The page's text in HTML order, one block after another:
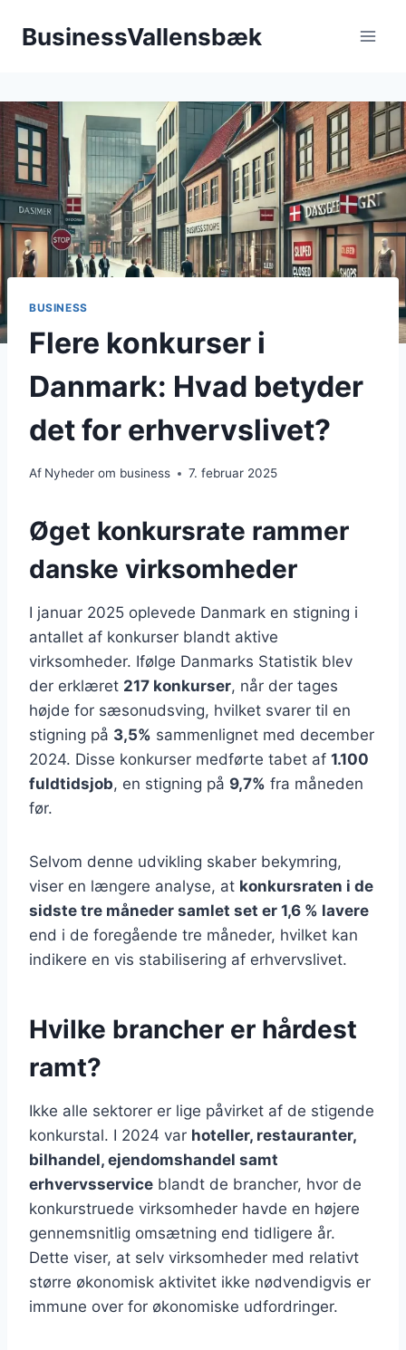
BusinessVallensbæk
BUSINESS
Flere konkurser i
Danmark: Hvad betyder
det for erhvervslivet?
Af Nyheder om business 7. februar 2025
Øget konkursrate rammer
danske virksomheder
I januar 2025 oplevede Danmark en stigning i
antallet af konkurser blandt aktive
virksomheder. Ifølge Danmarks Statistik blev
der erklæret 217 konkurser, når der tages
højde for sæsonudsving, hvilket svarer til en
stigning på 3,5% sammenlignet med december
2024. Disse konkurser medførte tabet af 1.100
fuldtidsjob, en stigning på 9,7% fra måneden
før.
Selvom denne udvikling skaber bekymring,
viser en længere analyse, at konkursraten i de
sidste tre måneder samlet set er 1,6 % lavere
end i de foregående tre måneder, hvilket kan
indikere en vis stabilisering af erhvervslivet.
Hvilke brancher er hårdest
ramt?
Ikke alle sektorer er lige påvirket af de stigende
konkurstal. I 2024 var hoteller, restauranter,
bilhandel, ejendomshandel samt
erhvervsservice blandt de brancher, hvor de
konkurstruede virksomheder havde en højere
gennemsnitlig omsætning end tidligere år.
Dette viser, at selv virksomheder med relativt
større økonomisk aktivitet ikke nødvendigvis er
immune over for økonomiske udfordringer.